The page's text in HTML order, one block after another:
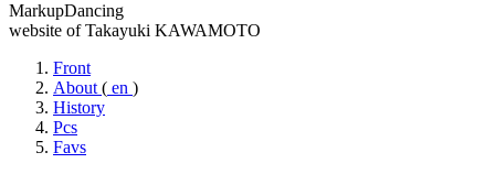
MarkupDancing
website of Takayuki KAWAMOTO
Front
About ( en )
History
Pcs
Favs